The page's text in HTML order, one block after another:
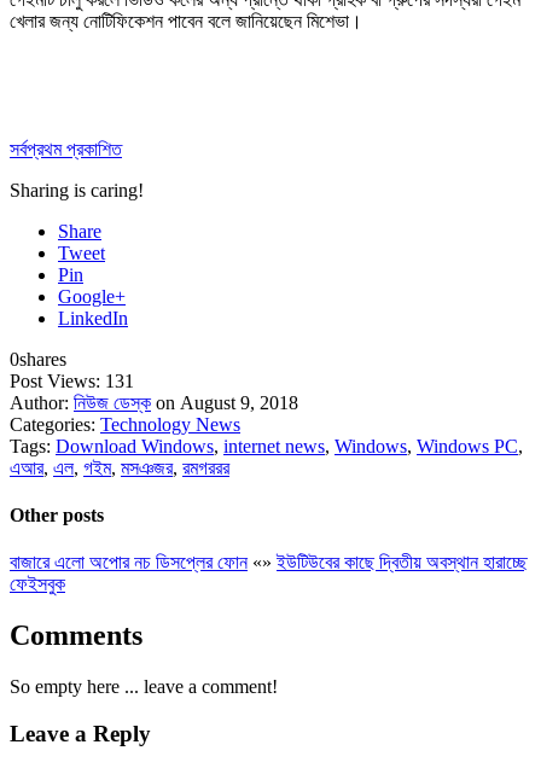
খেলার জন্য নোটিফিকেশন পাবেন বলে জানিয়েছেন মিশেভা।
সর্বপ্রথম প্রকাশিত
Sharing is caring!
Share
Tweet
Pin
Google+
LinkedIn
0shares
Post Views: 131
Author: নিউজ ডেস্ক on August 9, 2018
Categories: Technology News
Tags: Download Windows, internet news, Windows, Windows PC,
এআর, এল, গইম, মসঞজর, রমগররর
Other posts
বাজারে এলো অপোর নচ ডিসপ্লের ফোন«»ইউটিউবের কাছে দ্বিতীয় অবস্থান হারাচ্ছে
ফেইসবুক
Comments
So empty here ... leave a comment!
Leave a Reply